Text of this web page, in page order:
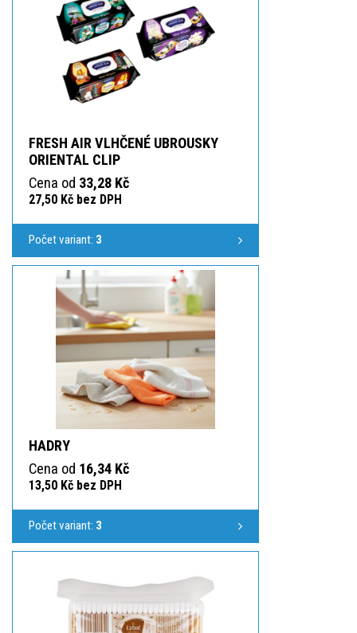
FRESH AIR VLHČENÉ UBROUSKY
ORIENTAL CLIP
Cena od 33,28 Kč
27,50 Kč bez DPH
Počet variant: 3
HADRY
Cena od 16,34 Kč
13,50 Kč bez DPH
Počet variant: 3